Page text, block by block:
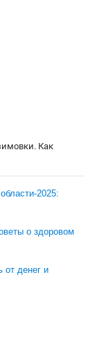
Как
2025:
о здоровом
от денег и